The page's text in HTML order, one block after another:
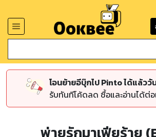
โอนย้ายอีบุ๊กไป Pinto ได้แล้ววั
รับทันทีโค้ดลด ซื้อและอ่านได้ต่
พ่ายรักมาเฟียร้าย